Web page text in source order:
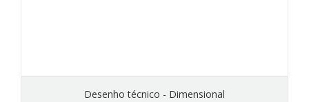
Desenho técnico - Dimensional